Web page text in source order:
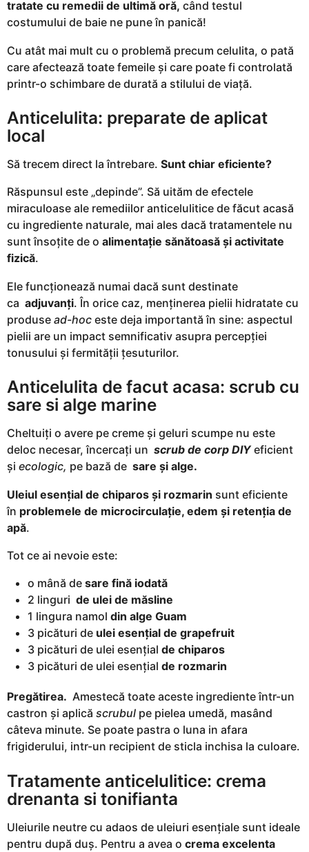
tratate cu remedii de ultimă oră, când testul
costumului de baie ne pune în panică!
Cu atât mai mult cu o problemă precum celulita, o pată
care afectează toate femeile și care poate fi controlată
printr-o schimbare de durată a stilului de viață.
Anticelulita: preparate de aplicat
local
Să trecem direct la întrebare. Sunt chiar eficiente?
Răspunsul este „depinde”. Să uităm de efectele
miraculoase ale remediilor anticelulitice de făcut acasă
cu ingrediente naturale, mai ales dacă tratamentele nu
sunt însoțite de o alimentație sănătoasă și activitate
fizică.
Ele funcționează numai dacă sunt destinate
ca adjuvanți. În orice caz, menținerea pielii hidratate cu
produse ad-hoc este deja importantă în sine: aspectul
pielii are un impact semnificativ asupra percepției
tonusului și fermității țesuturilor.
Anticelulita de facut acasa: scrub cu
sare si alge marine
Cheltuiți o avere pe creme și geluri scumpe nu este
deloc necesar, încercați un scrub de corp DIYeficient
și ecologic, pe bază de sare și alge.
Uleiul esențial de chiparos și rozmarin sunt eficiente
în problemele de microcirculație, edem și retenția de
apă.
Tot ce ai nevoie este:
o mână de sare fină iodată
2 linguri de ulei de măsline
1 lingura namol din alge Guam
3 picături de ulei esențial de grapefruit
3 picături de ulei esențial de chiparos
3 picături de ulei esențial de rozmarin
Pregătirea. Amestecă toate aceste ingrediente într-un
castron și aplică scrubul pe pielea umedă, masând
câteva minute. Se poate pastra o luna in afara
frigiderului, intr-un recipient de sticla inchisa la culoare.
Tratamente anticelulitice: crema
drenanta si tonifianta
Uleiurile neutre cu adaos de uleiuri esențiale sunt ideale
pentru după duș. Pentru a avea o crema excelenta